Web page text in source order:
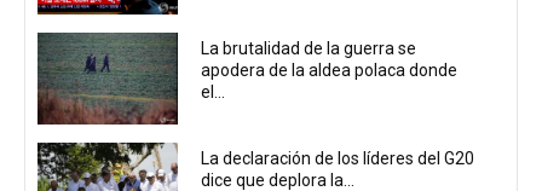
La brutalidad de la guerra se
apodera de la aldea polaca donde
el...
La declaración de los líderes del G20
dice que deplora la...